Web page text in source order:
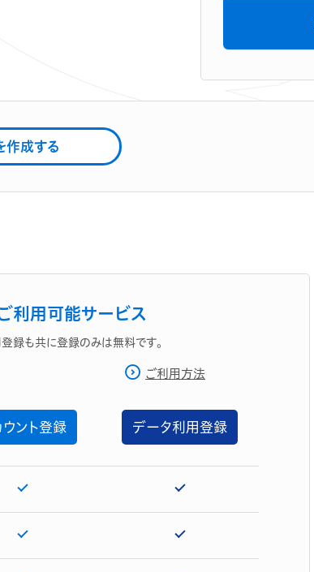
作成する
利用可能サービス
録も共に登録のみは無料です。
ご利用方法
ウント登録 データ利用登録